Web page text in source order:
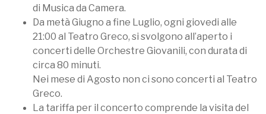
di Musica da Camera.
Da metà Giugno a fine Luglio, ogni giovedi alle
21:00 al Teatro Greco, si svolgono all’aperto i
concerti delle Orchestre Giovanili, con durata di
circa 80 minuti.
Nei mese di Agosto non ci sono concerti al Teatro
Greco.
La tariffa per il concerto comprende la visita del